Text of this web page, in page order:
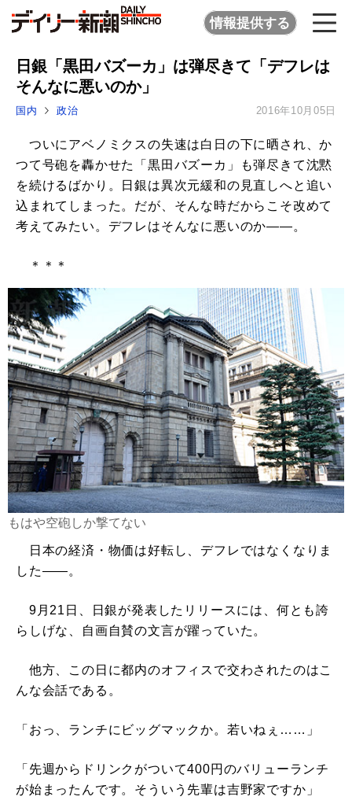
情報提供する
日銀「黒田バズーカ」は弾尽きて「デフレは
そんなに悪いのか」
国内 政治 2016年10月05日
ついにアベノミクスの失速は白日の下に晒され、か
つて号砲を轟かせた「黒田バズーカ」も弾尽きて沈黙
を続けるばかり。日銀は異次元緩和の見直しへと追い
込まれてしまった。だが、そんな時だからこそ改めて
考えてみたい。デフレはそんなに悪いのか――。
＊＊＊
もはや空砲しか撃てない
日本の経済・物価は好転し、デフレではなくなりま
した――。
9月21日、日銀が発表したリリースには、何とも誇
らしげな、自画自賛の文言が躍っていた。
他方、この日に都内のオフィスで交わされたのはこ
んな会話である。
「おっ、ランチにビッグマックか。若いねぇ……」
「先週からドリンクがついて400円のバリューランチ
が始まったんです。そういう先輩は吉野家ですか」